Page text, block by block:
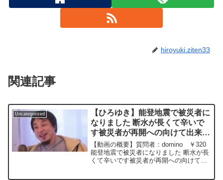
hiroyuki.ziten33
関連記事
Uncategorized
【ひろゆき】能登地震で被災者に
なりました 断水が長くて辛いで
す被災者が再開への向けて出来る
事はないのでしょうかー ひろゆ
き切り抜き 20240111
【動画の概要】質問者：domino ￥320
能登地震で被災者になりました 断水が長
くて辛いです被災者が再開への向けて出